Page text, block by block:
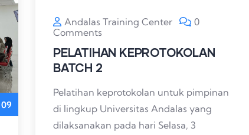
09
Andalas Training Center
0
Comments
PELATIHAN KEPROTOKOLAN
BATCH 2
Pelatihan keprotokolan untuk pimpinan
di lingkup Universitas Andalas yang
dilaksanakan pada hari Selasa, 3